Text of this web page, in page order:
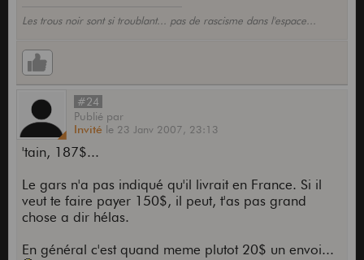
Les trous noir sont si troublant... pas de rascisme dans l'espace...
#24
Publié par
Invité le 23 Janv 2007, 23:13
'tain, 187$...
Le gars n'a pas indiqué qu'il livrait en France. Si il
veut te faire payer 150$, il peut, t'as pas grand
chose a dir hélas.
En général c'est quand meme plutot 20$ un envoi...